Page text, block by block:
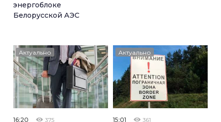
энергоблоке
Белорусской АЭС
Актуально
16:20 375
Актуально
15:01 361